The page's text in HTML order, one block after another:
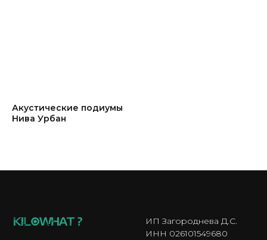
Акустические подиумы
Нива Урбан
ИП Загороднева Д.С.
ИНН 026101549680